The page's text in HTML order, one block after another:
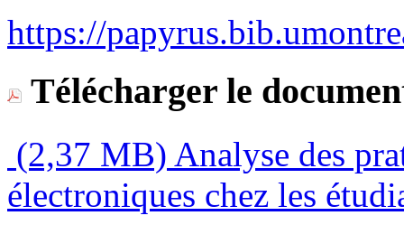
https://
Télécharger le
(2,37 MB) Analyse des
électroniques chez les